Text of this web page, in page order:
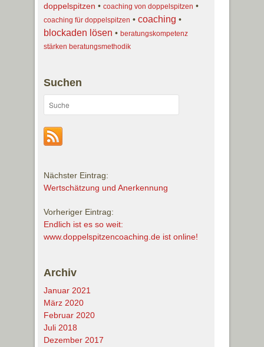
doppelspitzen • coaching von doppelspitzen •
coaching für doppelspitzen • coaching •
blockaden lösen • beratungskompetenz
stärken beratungsmethodik
Suchen
Nächster Eintrag:
Wertschätzung und Anerkennung
Vorheriger Eintrag:
Endlich ist es so weit:
www.doppelspitzencoaching.de ist online!
Archiv
Januar 2021
März 2020
Februar 2020
Juli 2018
Dezember 2017